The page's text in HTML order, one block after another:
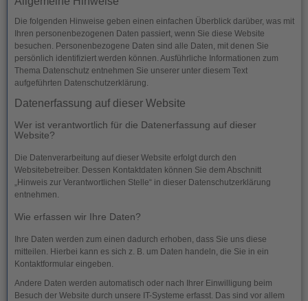
Die folgenden Hinweise geben einen einfachen Überblick darüber, was mit
Ihren personenbezogenen Daten passiert, wenn Sie diese Website
besuchen. Personenbezogene Daten sind alle Daten, mit denen Sie
persönlich identifiziert werden können. Ausführliche Informationen zum
Thema Datenschutz entnehmen Sie unserer unter diesem Text
aufgeführten Datenschutzerklärung.
Datenerfassung auf dieser Website
Wer ist verantwortlich für die Datenerfassung auf dieser
Website?
Die Datenverarbeitung auf dieser Website erfolgt durch den
Websitebetreiber. Dessen Kontaktdaten können Sie dem Abschnitt
„Hinweis zur Verantwortlichen Stelle“ in dieser Datenschutzerklärung
entnehmen.
Wie erfassen wir Ihre Daten?
Ihre Daten werden zum einen dadurch erhoben, dass Sie uns diese
mitteilen. Hierbei kann es sich z. B. um Daten handeln, die Sie in ein
Kontaktformular eingeben.
Andere Daten werden automatisch oder nach Ihrer Einwilligung beim
Besuch der Website durch unsere IT-Systeme erfasst. Das sind vor allem